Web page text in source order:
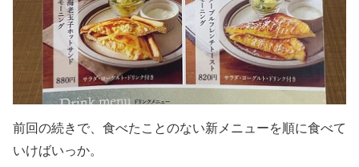
前回の続きで、食べたことのない新メニューを順に食べて
いけばいっか。